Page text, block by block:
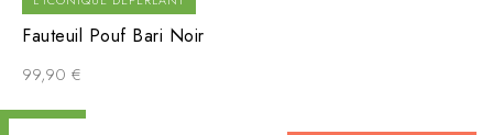
Fauteuil Pouf Bari Noir
99,90 €